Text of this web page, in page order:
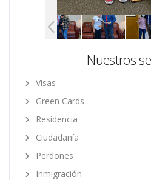
Nuestros
Visas
Green Cards
Residencia
Ciudadanía
Perdones
Inmigración